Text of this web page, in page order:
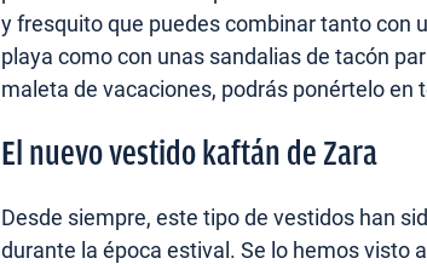
y fresquito que puedes combinar tanto con
playa como con unas sandalias de tacón
maleta de vacaciones, podrás ponértelo en
El nuevo vestido kaftán de Zara
Desde siempre, este tipo de vestidos han
durante la época estival. Se lo hemos visto